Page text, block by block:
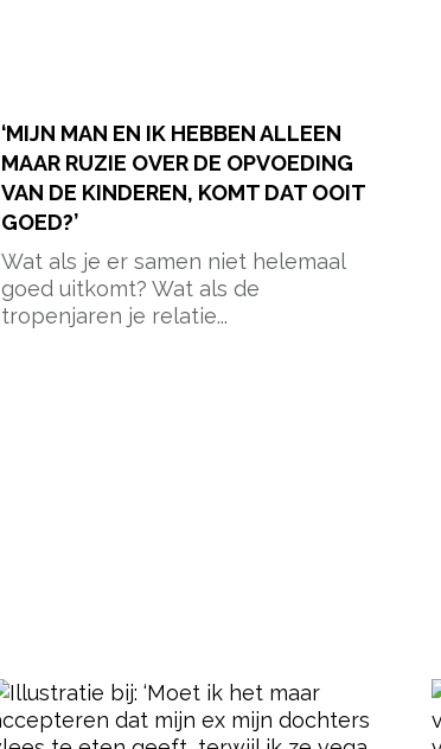
‘MIJN MAN EN IK HEBBEN ALLEEN
MAAR RUZIE OVER DE OPVOEDING
VAN DE KINDEREN, KOMT DAT OOIT
GOED?’
Wat als je er samen niet helemaal
goed uitkomt? Wat als de
tropenjaren je relatie...